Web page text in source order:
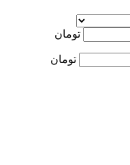
تومان
تومان